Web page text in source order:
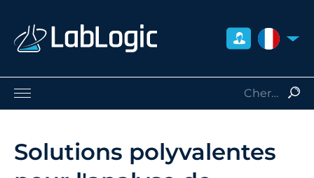
FRANCE
Radio-Protection
Solutions polyvalentes